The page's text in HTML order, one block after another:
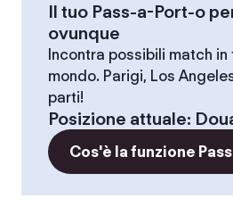
Il tuo Pass-a-Port-o
ovunque
Incontra possibili match in
mondo. Parigi, Los
parti!
Posizione attuale:
Cos'è la funzione